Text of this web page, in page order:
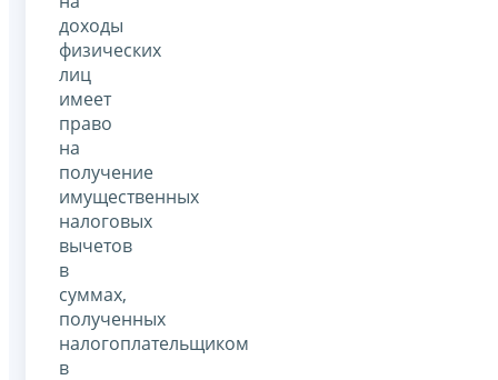
доходы
физических
лиц
имеет
право
на
получение
имущественных
налоговых
вычетов
в
суммах,
полученных
налогоплательщиком
в